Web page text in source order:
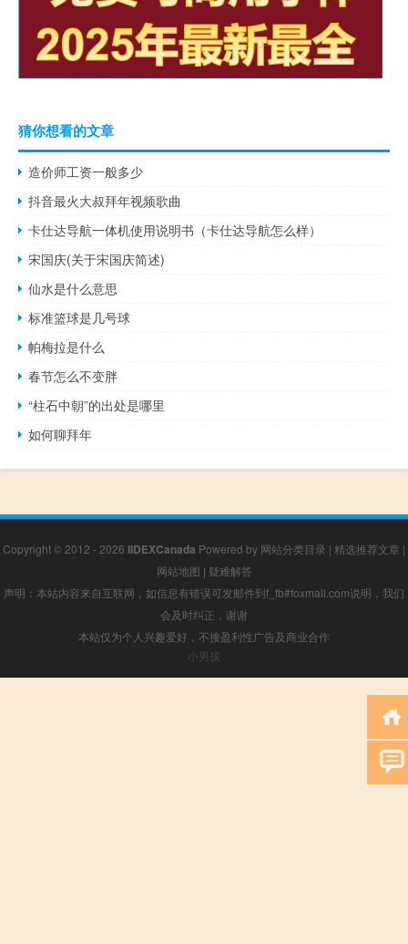
猜你想看的文章
造价师工资一般多少
抖音最火大叔拜年视频歌曲
卡仕达导航一体机使用说明书（卡仕达导航怎么样）
宋国庆(关于宋国庆简述)
仙水是什么意思
标准篮球是几号球
帕梅拉是什么
春节怎么不变胖
“柱石中朝”的出处是哪里
如何聊拜年
Copyright © 2012 - 2026 IIDEXCanada Powered by 网站分类目录 | 精选推荐文章 |
网站地图 | 疑难解答
声明：本站内容来自互联网，如信息有错误可发邮件到f_fb#foxmail.com说明，我们
会及时纠正，谢谢
本站仅为个人兴趣爱好，不接盈利性广告及商业合作
小男孩